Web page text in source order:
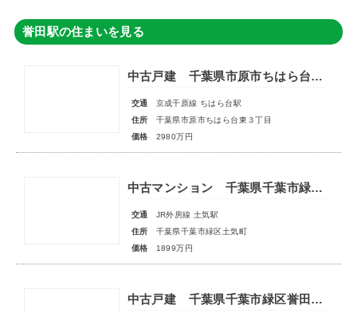
誉田駅の住まいを見る
中古戸建 千葉県市原市ちはら台東３丁目
交通
京成千原線 ちはら台駅
住所
千葉県市原市ちはら台東３丁目
価格
2980万円
中古マンション 千葉県千葉市緑区土気町
交通
JR外房線 土気駅
住所
千葉県千葉市緑区土気町
価格
1899万円
中古戸建 千葉県千葉市緑区誉田町１丁目